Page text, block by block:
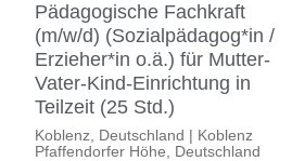
Pädagogische Fachkraft
(m/w/d) (Sozialpädagog*in /
Erzieher*in o.ä.) für Mutter-
Vater-Kind-Einrichtung in
Teilzeit (25 Std.)
Koblenz, Deutschland | Koblenz
Pfaffendorfer Höhe, Deutschland